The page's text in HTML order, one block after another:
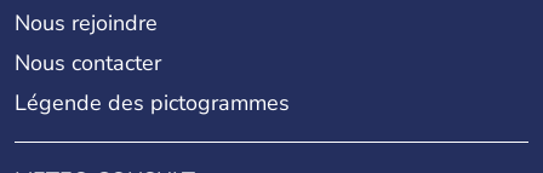
Nous rejoindre
Nous contacter
Légende des pictogrammes